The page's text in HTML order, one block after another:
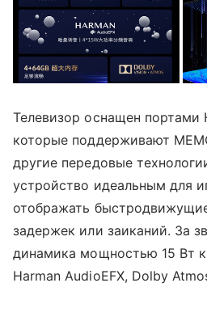
Телевизор оснащен портами
которые поддерживают
другие передовые
устройство идеальным для
отображать
задержек или заиканий. За
динамика мощностью 15 Вт
Harman AudioEFX, Dolby